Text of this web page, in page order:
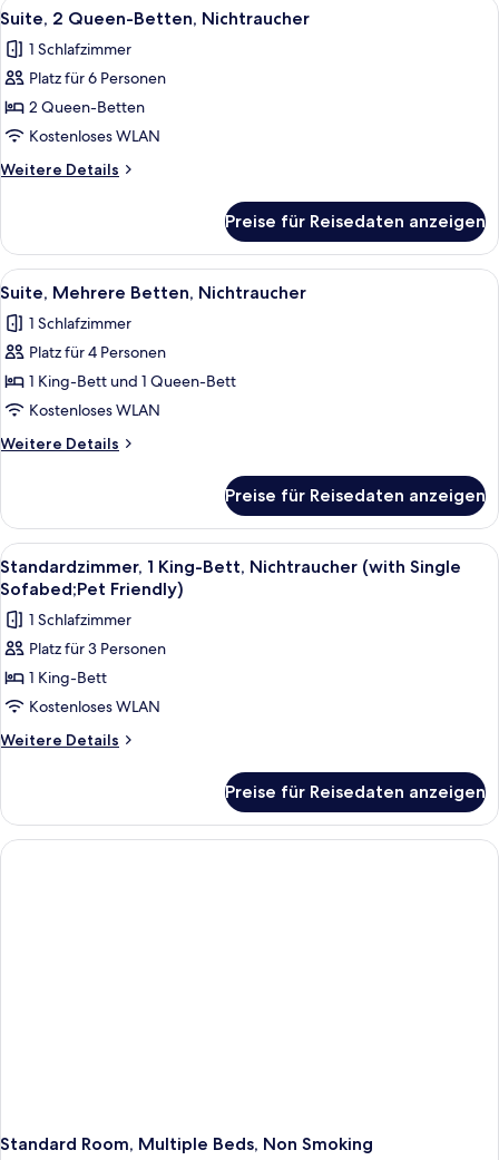
Nichtraucher,
Alle
Fotos
für
Suite,
2 Queen-
Betten,
Nichtraucher
anzeigen
4
Suite, 2 Queen-Betten, Nichtraucher
1 Schlafzimmer
Platz für 6 Personen
2 Queen-Betten
Kostenloses WLAN
Weitere Details
Weitere
2 Queen-
Betten,
Nichtraucher
Preise für Reisedaten anzeigen
Alle
Fotos
für
Suite,
Mehrere
Betten,
Nichtraucher
anzeigen
Ein Bett mit bunter Decke, zwei
5
Suite, Mehrere Betten, Nichtraucher
1 Schlafzimmer
Platz für 4 Personen
1 King-Bett und 1 Queen-Bett
Kostenloses WLAN
Weitere Details
Weitere
Mehrere
Betten,
Nichtraucher
Preise für Reisedaten anzeigen
Alle
Fotos
für
Standardzimmer,
1 King-
Bett,
Nichtraucher
(with
Friendly)
anzeigen
Ein Schlafzimmer mit einem Holz-
5
Standardzimmer, 1 King-Bett, Nichtraucher (with Single
Sofabed;Pet Friendly)
1 Schlafzimmer
Platz für 3 Personen
1 King-Bett
Kostenloses WLAN
Weitere Details
Weitere
1 King-
Bett,
Nichtraucher
Preise für Reisedaten anzeigen
Standard Room, Multiple Beds, Non Smoking